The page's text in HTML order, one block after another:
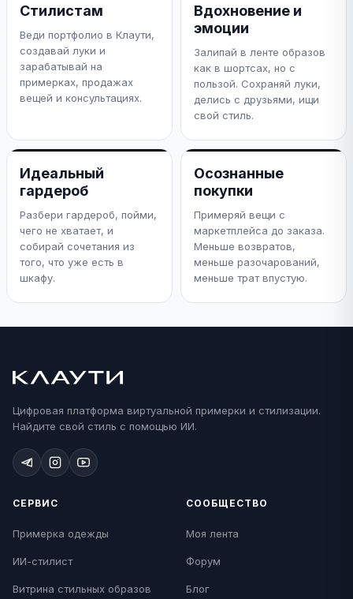
Стилистам
Веди портфолио в Клаути,
создавай луки и
зарабатывай на
примерках, продажах
вещей и консультациях.
Вдохновение и
эмоции
Залипай в ленте образов
как в шортсах, но с
пользой. Сохраняй луки,
делись с друзьями, ищи
свой стиль.
Идеальный
гардероб
Разбери гардероб, пойми,
чего не хватает, и
собирай сочетания из
того, что уже есть в
шкафу.
Осознанные
покупки
Примеряй вещи с
маркетплейса до заказа.
Меньше возвратов,
меньше разочарований,
меньше трат впустую.
Цифровая платформа виртуальной примерки и стилизации.
Найдите свой стиль с помощью ИИ.
СЕРВИС
Примерка одежды
ИИ-стилист
Витрина стильных образов
СООБЩЕСТВО
Моя лента
Форум
Блог